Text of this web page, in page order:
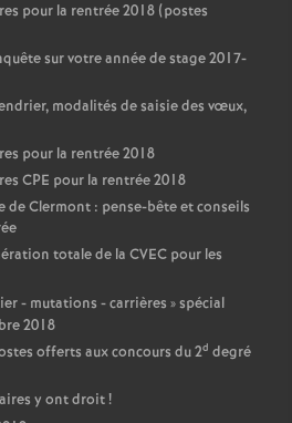
pour la rentrée 2018 (postes
sur votre année de stage 2017-
modalités de saisie des vœux,
pour la rentrée 2018
CPE pour la rentrée 2018
de Clermont : pense-bête et conseils
totale de la CVEC pour les
- mutations - carrières » spécial
2018
offerts aux concours du 2d degré
y ont droit!